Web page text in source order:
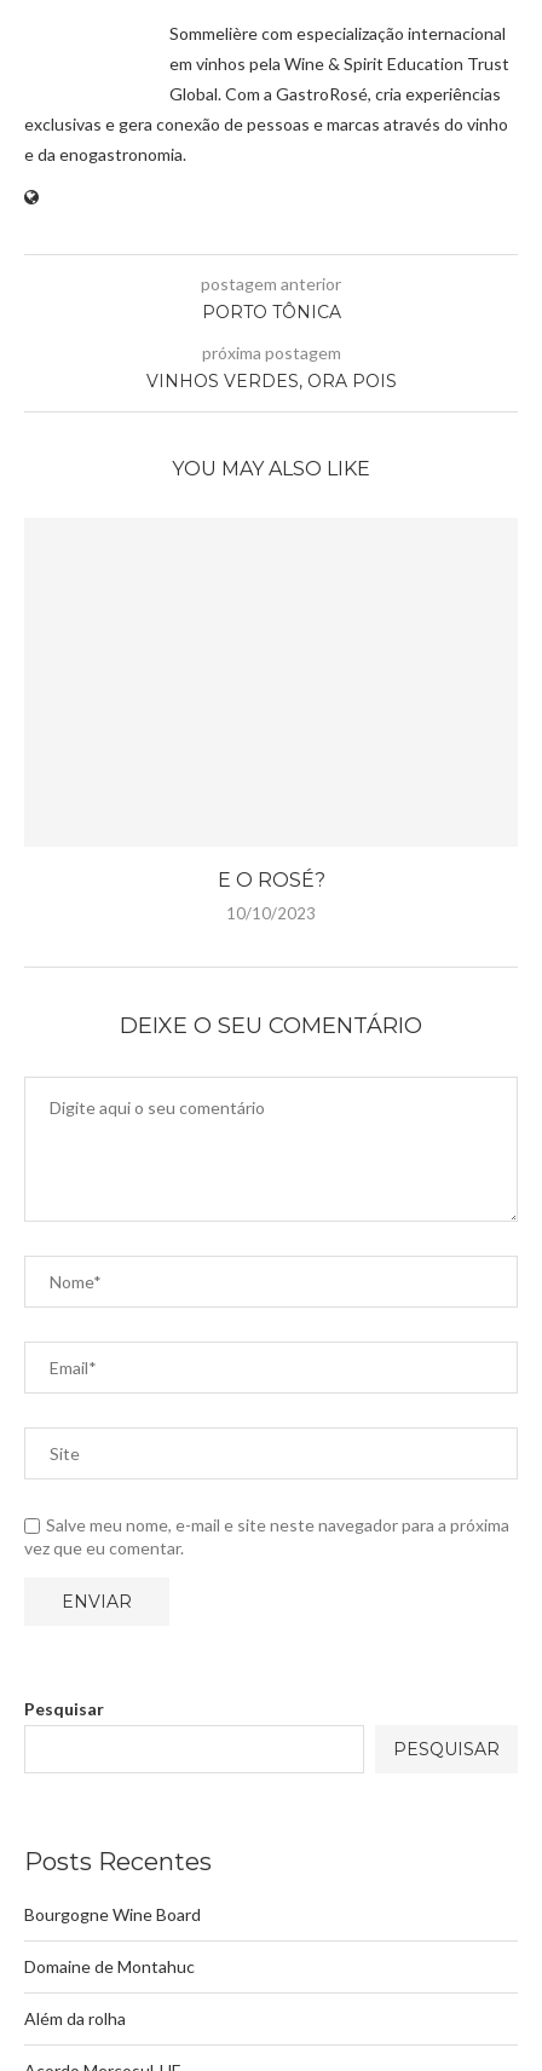
Sommelière com especialização internacional
em vinhos pela Wine & Spirit Education Trust
Global. Com a GastroRosé, cria experiências
exclusivas e gera conexão de pessoas e marcas através do vinho
e da enogastronomia.
postagem anterior
PORTO TÔNICA
próxima postagem
VINHOS VERDES, ORA POIS
YOU MAY ALSO LIKE
E O ROSÉ?
10/10/2023
DEIXE O SEU COMENTÁRIO
Salve meu nome, e-mail e site neste navegador para a próxima
vez que eu comentar.
Pesquisar
PESQUISAR
Posts Recentes
Bourgogne Wine Board
Domaine de Montahuc
Além da rolha